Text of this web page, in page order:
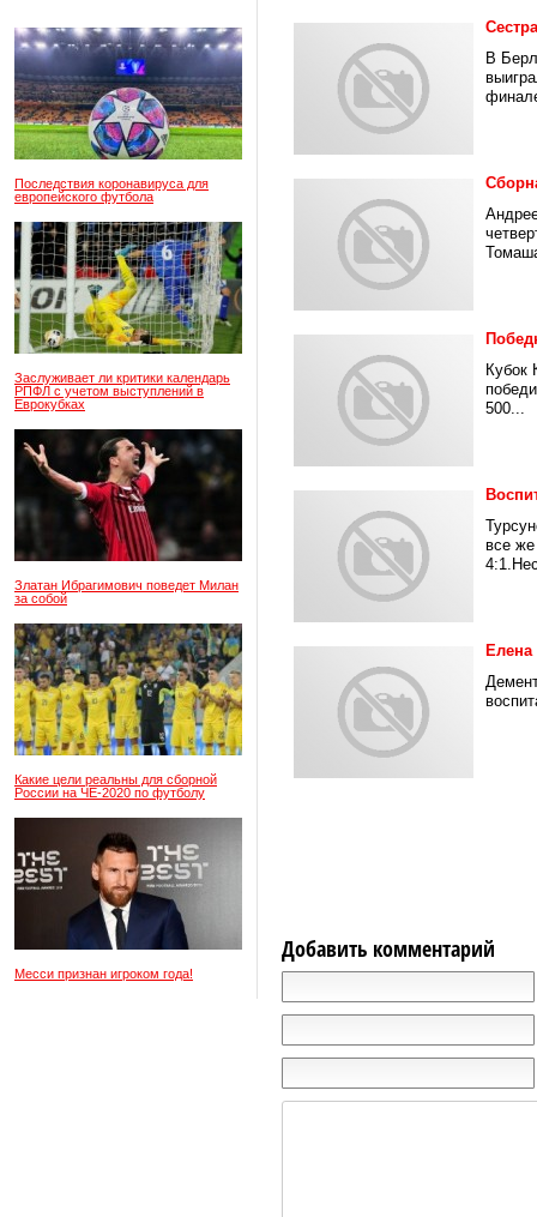
Последствия коронавируса для
европейского футбола
Заслуживает ли критики календарь
РПФЛ с учетом выступлений в
Еврокубках
Златан Ибрагимович поведет Милан
за собой
Какие цели реальны для сборной
России на ЧЕ-2020 по футболу
Месси признан игроком года!
В
Кубок
500...
все
Добавить комментарий